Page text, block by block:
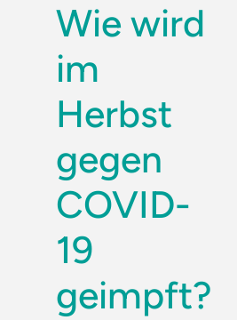
Wie wird
im
Herbst
gegen
COVID-
19
geimpft?